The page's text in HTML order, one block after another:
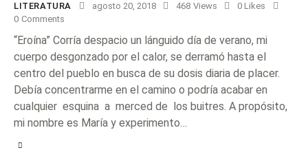
LITERATURA agosto 20, 2018 468 Views 0 Likes
0 Comments
“Eroína” Corría despacio un lánguido día de verano, mi
cuerpo desgonzado por el calor, se derramó hasta el
centro del pueblo en busca de su dosis diaria de placer.
Debía concentrarme en el camino o podría acabar en
cualquier esquina a merced de los buitres. A propósito,
mi nombre es María y experimento…